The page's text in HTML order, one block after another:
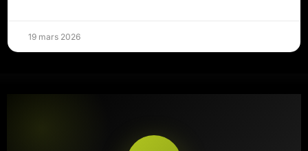
19 mars 2026